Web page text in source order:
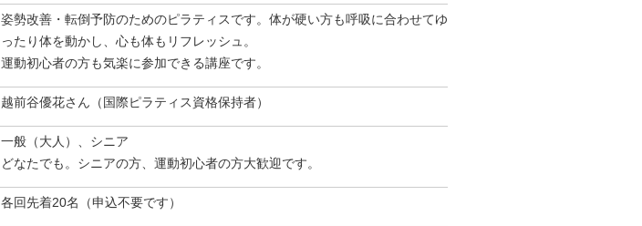
姿勢改善・転倒予防のためのピラティスです。体が硬い方も呼吸に合わせてゆ
ったり体を動かし、心も体もリフレッシュ。
運動初心者の方も気楽に参加できる講座です。
越前谷優花さん（国際ピラティス資格保持者）
一般（大人）、シニア
どなたでも。シニアの方、運動初心者の方大歓迎です。
各回先着20名（申込不要です）